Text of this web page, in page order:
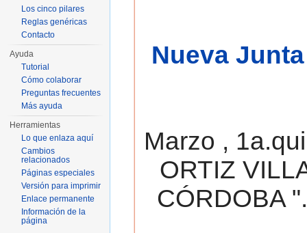
Nueva
Marzo ,
ORTIZ
CÓRDOBA
Los cinco pilares
Reglas genéricas
Contacto
Ayuda
Tutorial
Cómo colaborar
Preguntas frecuentes
Más ayuda
Herramientas
Lo que enlaza aquí
Cambios
relacionados
Páginas especiales
Versión para imprimir
Enlace permanente
Información de la
página